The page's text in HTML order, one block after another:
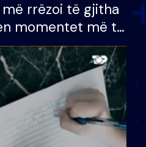
më rrëzoi të gjitha
momentet më të
e BB VIP: Do më
kur…